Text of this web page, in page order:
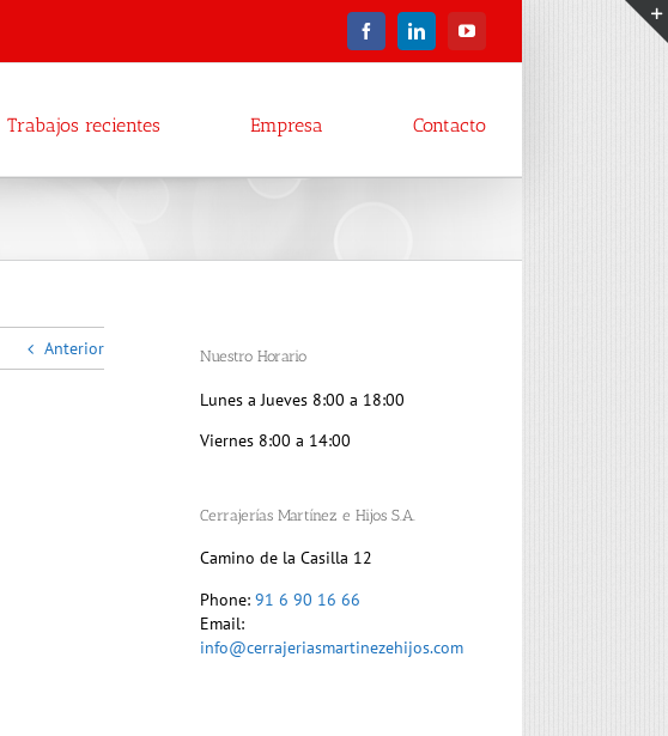
FacebookLinkedInYouTube
Trabajos recientes Empresa Contacto
Anterior Nuestro Horario
Lunes a Jueves 8:00 a 18:00
Viernes 8:00 a 14:00
Cerrajerías Martínez e Hijos S.A.
Camino de la Casilla 12
Phone: 91 6 90 16 66
Email:
info@cerrajeriasmartinezehijos.com